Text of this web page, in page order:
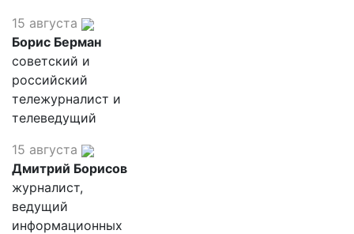
15 августа
Борис Берман
советский и
российский
тележурналист и
телеведущий
15 августа
Дмитрий Борисов
журналист,
ведущий
информационных